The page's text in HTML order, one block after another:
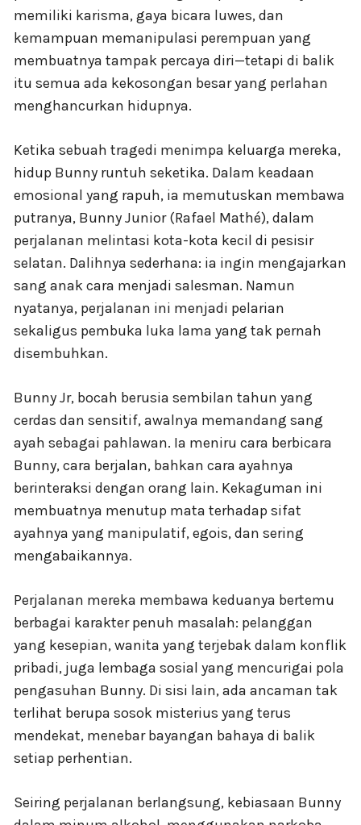
memiliki karisma, gaya bicara luwes, dan
kemampuan memanipulasi perempuan yang
membuatnya tampak percaya diri—tetapi di balik
itu semua ada kekosongan besar yang perlahan
menghancurkan hidupnya.
Ketika sebuah tragedi menimpa keluarga mereka,
hidup Bunny runtuh seketika. Dalam keadaan
emosional yang rapuh, ia memutuskan membawa
putranya, Bunny Junior (Rafael Mathé), dalam
perjalanan melintasi kota-kota kecil di pesisir
selatan. Dalihnya sederhana: ia ingin mengajarkan
sang anak cara menjadi salesman. Namun
nyatanya, perjalanan ini menjadi pelarian
sekaligus pembuka luka lama yang tak pernah
disembuhkan.
Bunny Jr, bocah berusia sembilan tahun yang
cerdas dan sensitif, awalnya memandang sang
ayah sebagai pahlawan. Ia meniru cara berbicara
Bunny, cara berjalan, bahkan cara ayahnya
berinteraksi dengan orang lain. Kekaguman ini
membuatnya menutup mata terhadap sifat
ayahnya yang manipulatif, egois, dan sering
mengabaikannya.
Perjalanan mereka membawa keduanya bertemu
berbagai karakter penuh masalah: pelanggan
yang kesepian, wanita yang terjebak dalam konflik
pribadi, juga lembaga sosial yang mencurigai pola
pengasuhan Bunny. Di sisi lain, ada ancaman tak
terlihat berupa sosok misterius yang terus
mendekat, menebar bayangan bahaya di balik
setiap perhentian.
Seiring perjalanan berlangsung, kebiasaan Bunny